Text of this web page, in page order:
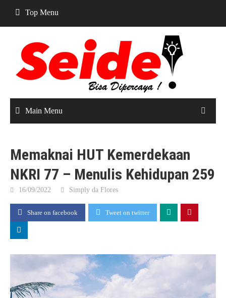
content
Top Menu
Main Menu
Memaknai HUT Kemerdekaan
NKRI 77 – Menulis Kehidupan 259
16/09/2022 Simply da Flores
Share on facebook Tweet on twitter